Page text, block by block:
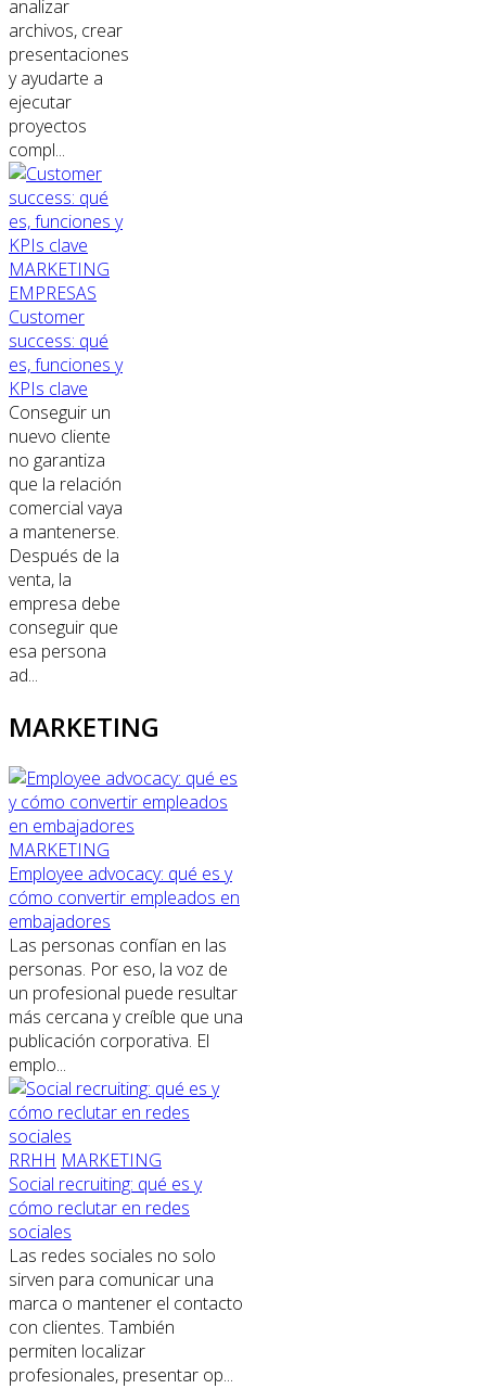
analizar
archivos, crear
presentaciones
y ayudarte a
ejecutar
proyectos
compl...
MARKETING
EMPRESAS
Customer
success: qué
es, funciones y
KPIs clave
Conseguir un
nuevo cliente
no garantiza
que la relación
comercial vaya
a mantenerse.
Después de la
venta, la
empresa debe
conseguir que
esa persona
ad...
MARKETING
MARKETING
Employee advocacy: qué es y
cómo convertir empleados en
embajadores
Las personas confían en las
personas. Por eso, la voz de
un profesional puede resultar
más cercana y creíble que una
publicación corporativa. El
emplo...
RRHH MARKETING
Social recruiting: qué es y
cómo reclutar en redes
sociales
Las redes sociales no solo
sirven para comunicar una
marca o mantener el contacto
con clientes. También
permiten localizar
profesionales, presentar op...